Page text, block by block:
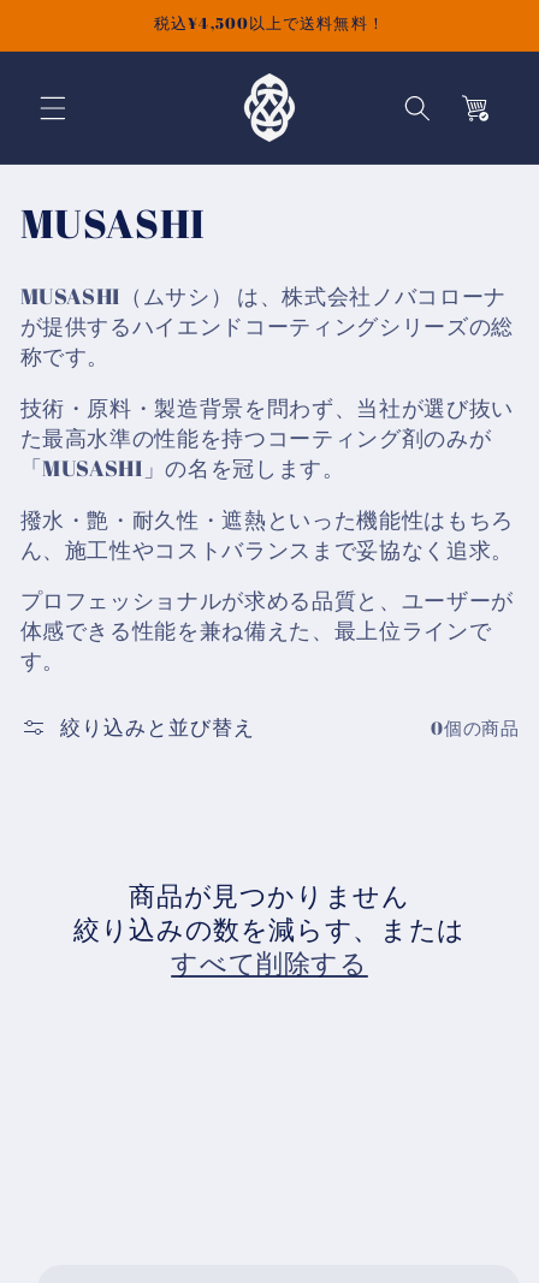
進む
税込¥4,500以上で送料無料！
ー
コ
ク
シ
ョ
ン
:
MUSASHI
MUSASHI（ムサシ）
は、株式会社ノバコローナ
が提供するハイエンドコーティングシリーズの総
称です。
技術・原料・製造背景を問わず、当社が選び抜い
た最高水準の性能を持つコーティング剤のみが
「MUSASHI」の名を冠します。
撥水・艶・耐久性・遮熱といった機能性はもちろ
ん、施工性やコストバランスまで妥協なく追求。
プロフェッショナルが求める品質と、ユーザーが
体感できる性能を兼ね備えた、 最上位ラインで
す。
絞り込みと並び替え 0個の商品
商品が見つかりません
絞り込みの数を減らす、または
すべて削除する